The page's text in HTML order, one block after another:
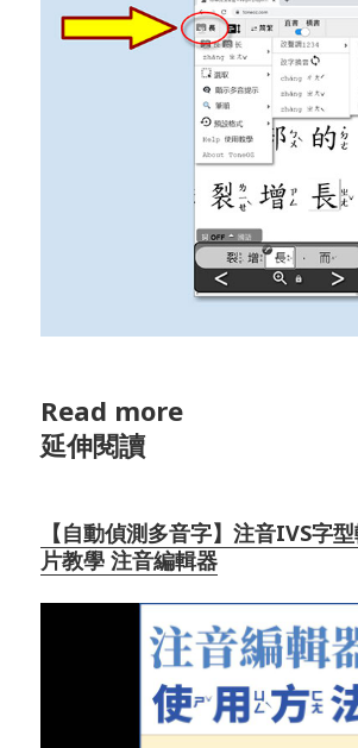
Read more
延伸閱讀
【自動偵測多音字】注音IVS字
片教學 注音編輯器